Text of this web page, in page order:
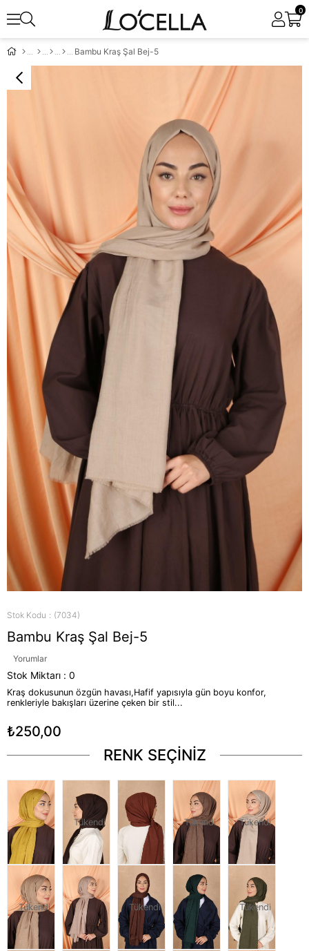
0
Bambu Kraş Şal Bej-5
Stok Kodu (7034)
Bambu Kraş Şal Bej-5
Yorumlar
Stok Miktarı : 0
Kraş dokusunun özgün havası,Hafif yapısıyla gün boyu konfor,
renkleriyle bakışları üzerine çeken bir stil...
₺250,00
RENK SEÇİNİZ
Tükendi Tükendi Tükendi
Tükendi Tükendi Tükendi